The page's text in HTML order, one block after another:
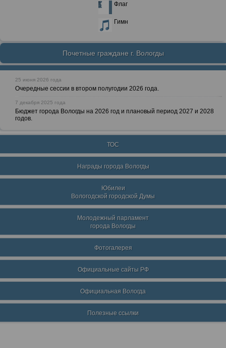
Флаг
Гимн
Почетные граждане г. Вологды
25 июня 2026 года
Очередные сессии в втором полугодии 2026 года.
7 декабря 2025 года
Бюджет города Вологды на 2026 год и плановый период 2027 и 2028
годов.
ТОС
Награды города Вологды
Юбилеи
Вологодской городской Думы
Молодежный парламент
города Вологды
Фотогалерея
Официальные сайты РФ
Официальная Вологда
Полезные ссылки